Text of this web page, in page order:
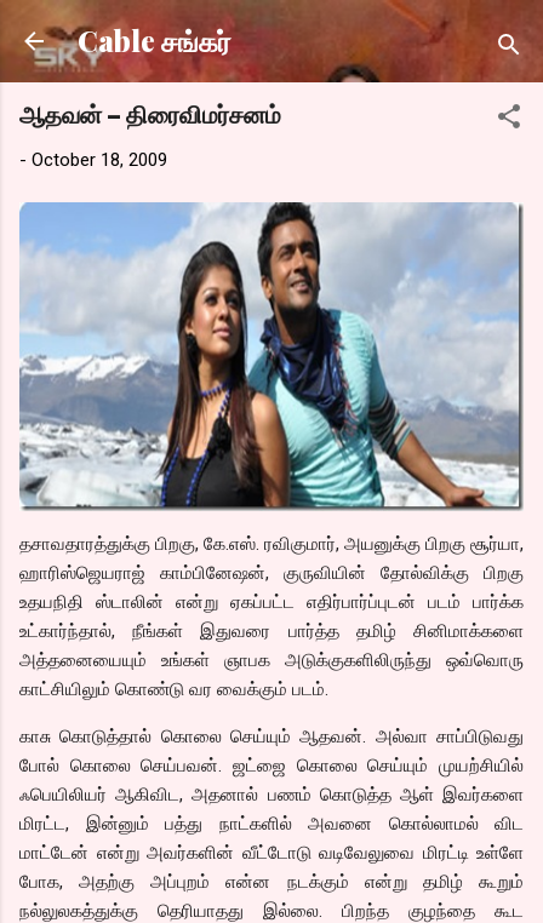
Skip to main content
Cable சங்கர்
ஆதவன் – திரைவிமர்சனம்
- October 18, 2009
தசாவதாரத்துக்கு பிறகு, கே.எஸ். ரவிகுமார், அயனுக்கு பிறகு சூர்யா,
ஹாரிஸ்ஜெயராஜ் காம்பினேஷன், குருவியின் தோல்விக்கு பிறகு
உதயநிதி ஸ்டாலின் என்று ஏகப்பட்ட எதிர்பார்ப்புடன் படம் பார்க்க
உட்கார்ந்தால், நீங்கள் இதுவரை பார்த்த தமிழ் சினிமாக்களை
அத்தனையையும் உங்கள் ஞாபக அடுக்குகளிலிருந்து ஒவ்வொரு
காட்சியிலும் கொண்டு வர வைக்கும் படம்.
காசு கொடுத்தால் கொலை செய்யும் ஆதவன். அல்வா சாப்பிடுவது
போல் கொலை செய்பவன். ஜட்ஜை கொலை செய்யும் முயற்சியில்
ஃபெயிலியர் ஆகிவிட, அதனால் பணம் கொடுத்த ஆள் இவர்களை
மிரட்ட, இன்னும் பத்து நாட்களில் அவனை கொல்லாமல் விட
மாட்டேன் என்று அவர்களின் வீட்டோடு வடிவேலுவை மிரட்டி உள்ளே
போக, அதற்கு அப்புறம் என்ன நடக்கும் என்று தமிழ் கூறும்
நல்லுலகத்துக்கு தெரியாதது இல்லை. பிறந்த குழந்தை கூட